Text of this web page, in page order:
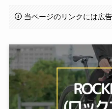
当ページのリンクには広